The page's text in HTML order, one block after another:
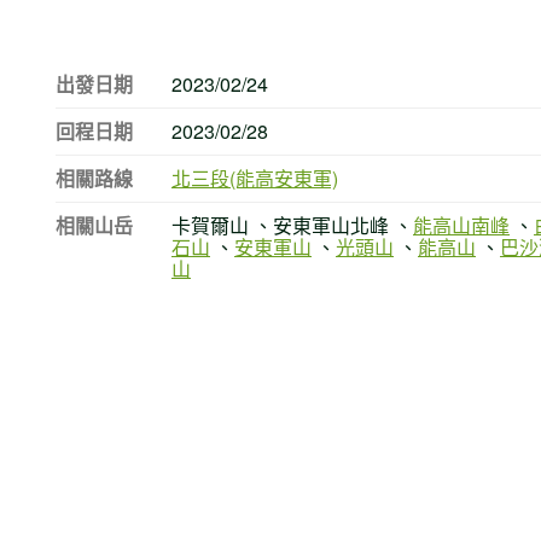
出發日期
2023/02/24
回程日期
2023/02/28
相關路線
北三段(能高安東軍)
相關山岳
卡賀爾山 、安東軍山北峰 、 能高山南峰 、
石山 、 安東軍山 、 光頭山 、 能高山 、 巴
山